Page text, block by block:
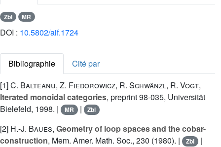
Zbl MR
DOI : 10.5802/aif.1724
Bibliographie
Cité par
[1]C. Balteanu, Z. Fiedorowicz, R. Schwänzl, R. Vogt,
Iterated monoidal categories, preprint 98-035, Universität
Bielefeld, 1998. |
MR | Zbl
[2] H.-J. Baues, Geometry of loop spaces and the cobar-
construction, Mem. Amer. Math. Soc., 230 (1980). | Zbl |